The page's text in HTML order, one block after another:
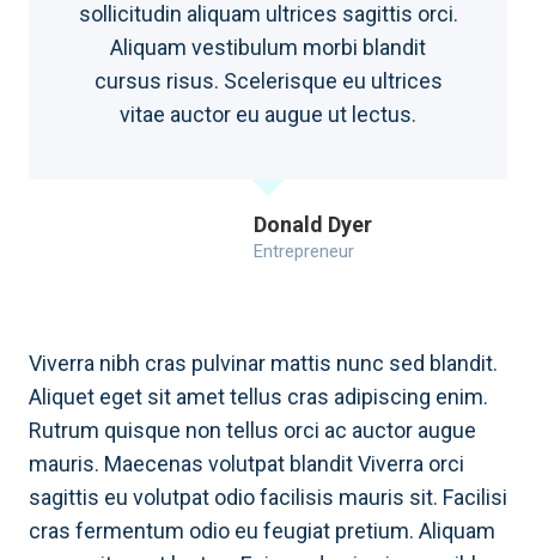
sollicitudin aliquam ultrices sagittis orci.
Aliquam vestibulum morbi blandit
cursus risus. Scelerisque eu ultrices
vitae auctor eu augue ut lectus.
Donald Dyer
Entrepreneur
Viverra nibh cras pulvinar mattis nunc sed blandit.
Aliquet eget sit amet tellus cras adipiscing enim.
Rutrum quisque non tellus orci ac auctor augue
mauris. Maecenas volutpat blandit Viverra orci
sagittis eu volutpat odio facilisis mauris sit. Facilisi
cras fermentum odio eu feugiat pretium. Aliquam